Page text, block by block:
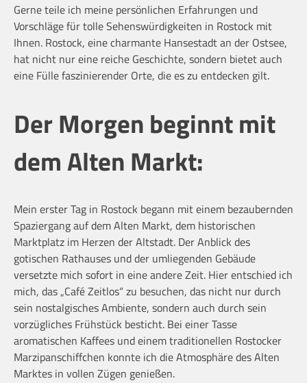
Gerne teile ich meine persönlichen Erfahrungen und
Vorschläge für tolle Sehenswürdigkeiten in Rostock mit
Ihnen. Rostock, eine charmante Hansestadt an der Ostsee,
hat nicht nur eine reiche Geschichte, sondern bietet auch
eine Fülle faszinierender Orte, die es zu entdecken gilt.
Der Morgen beginnt mit
dem Alten Markt:
Mein erster Tag in Rostock begann mit einem bezaubernden
Spaziergang auf dem Alten Markt, dem historischen
Marktplatz im Herzen der Altstadt. Der Anblick des
gotischen Rathauses und der umliegenden Gebäude
versetzte mich sofort in eine andere Zeit. Hier entschied ich
mich, das „Café Zeitlos“ zu besuchen, das nicht nur durch
sein nostalgisches Ambiente, sondern auch durch sein
vorzügliches Frühstück besticht. Bei einer Tasse
aromatischen Kaffees und einem traditionellen Rostocker
Marzipanschiffchen konnte ich die Atmosphäre des Alten
Marktes in vollen Zügen genießen.